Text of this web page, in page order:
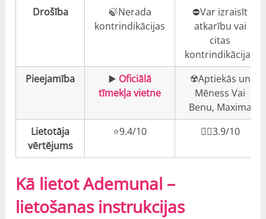
Drošība
🍃Nerada
kontrindikācijas
⛔️Var izraisīt
atkarību vai
citas
kontrindikācijas
Pieejamība
▶️ Oficiālā
tīmekļa vietne
☢️Aptiekās un
Mēness Vai
Benu, Maxima
Lietotāja
vērtējums
⭐️9.4/10 👎🏼3.9/10
Kā lietot Ademunal –
lietošanas instrukcijas